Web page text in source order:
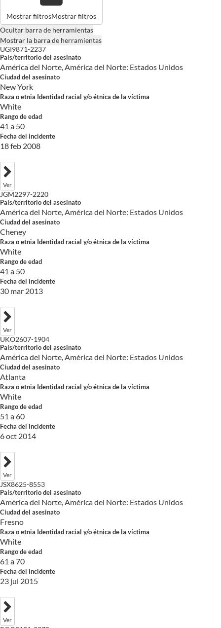
Mostrar filtrosMostrar filtros
Ocultar barra de herramientas
Mostrar la barra de herramientas
UGI9871-2237
País/territorio del asesinato
América del Norte, América del Norte: Estados Unidos
Ciudad del asesinato
New York
Raza o etnia Identidad racial y/o étnica de la víctima
White
Rango de edad
41 a 50
Fecha del incidente
18 feb 2008
Ver
JGM2297-2220
País/territorio del asesinato
América del Norte, América del Norte: Estados Unidos
Ciudad del asesinato
Cheney
Raza o etnia Identidad racial y/o étnica de la víctima
White
Rango de edad
41 a 50
Fecha del incidente
30 mar 2013
Ver
UKO2607-1904
País/territorio del asesinato
América del Norte, América del Norte: Estados Unidos
Ciudad del asesinato
Atlanta
Raza o etnia Identidad racial y/o étnica de la víctima
White
Rango de edad
51 a 60
Fecha del incidente
6 oct 2014
Ver
JSX8625-8553
País/territorio del asesinato
América del Norte, América del Norte: Estados Unidos
Ciudad del asesinato
Fresno
Raza o etnia Identidad racial y/o étnica de la víctima
White
Rango de edad
61 a 70
Fecha del incidente
23 jul 2015
Ver